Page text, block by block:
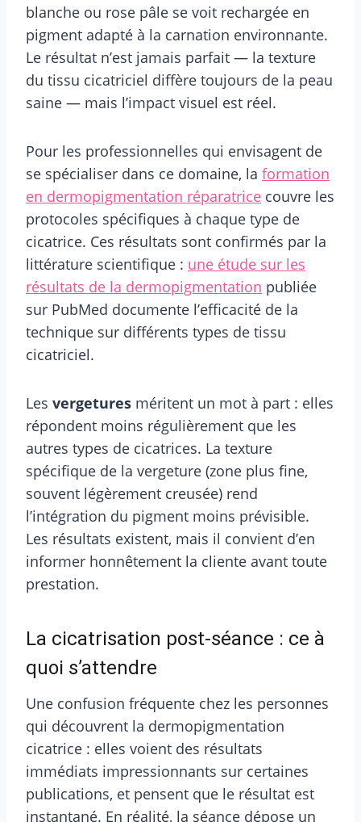
blanche ou rose pâle se voit rechargée en
pigment adapté à la carnation environnante.
Le résultat n’est jamais parfait — la texture
du tissu cicatriciel diffère toujours de la peau
saine — mais l’impact visuel est réel.
Pour les professionnelles qui envisagent de
se spécialiser dans ce domaine, la formation
en dermopigmentation réparatrice couvre les
protocoles spécifiques à chaque type de
cicatrice. Ces résultats sont confirmés par la
littérature scientifique : une étude sur les
résultats de la dermopigmentation publiée
sur PubMed documente l’efficacité de la
technique sur différents types de tissu
cicatriciel.
Les vergetures méritent un mot à part : elles
répondent moins régulièrement que les
autres types de cicatrices. La texture
spécifique de la vergeture (zone plus fine,
souvent légèrement creusée) rend
l’intégration du pigment moins prévisible.
Les résultats existent, mais il convient d’en
informer honnêtement la cliente avant toute
prestation.
La cicatrisation post-séance : ce à
quoi s’attendre
Une confusion fréquente chez les personnes
qui découvrent la dermopigmentation
cicatrice : elles voient des résultats
immédiats impressionnants sur certaines
publications, et pensent que le résultat est
instantané. En réalité, la séance dépose un